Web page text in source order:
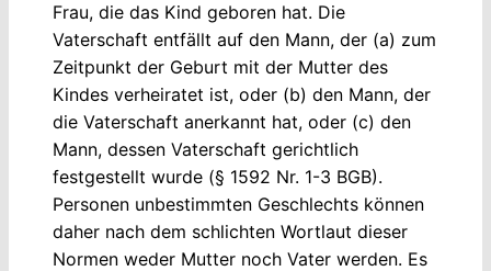
Frau, die das Kind geboren hat. Die
Vaterschaft entfällt auf den Mann, der (a) zum
Zeitpunkt der Geburt mit der Mutter des
Kindes verheiratet ist, oder (b) den Mann, der
die Vaterschaft anerkannt hat, oder (c) den
Mann, dessen Vaterschaft gerichtlich
festgestellt wurde (§ 1592 Nr. 1-3 BGB).
Personen unbestimmten Geschlechts können
daher nach dem schlichten Wortlaut dieser
Normen weder Mutter noch Vater werden. Es